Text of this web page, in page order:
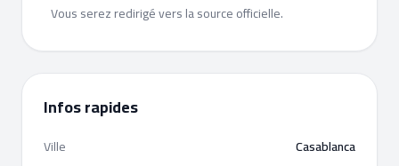
Vous serez redirigé vers la source officielle.
Infos rapides
Ville
Casablanca